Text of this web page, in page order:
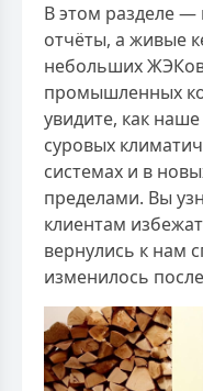
В этом разделе —
отчёты, а живые
небольших
промышленных
увидите, как
суровых
системах и в
пределами. Вы
клиентам
вернулись к нам
изменилось